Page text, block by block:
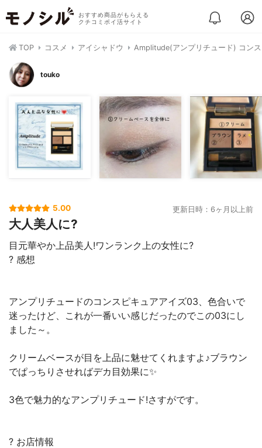
おすすめ商品がもらえる
クチコミポイ活サイト
TOP コスメ アイシャドウ Amplitude(アンプリチュード) コン
touko
5.00 更新日時：6ヶ月以上前
大人美人に?
目元華やか上品美人!ワンランク上の女性に?
? 感想
アンプリチュードのコンスピキュアアイズ03、色合いで
迷ったけど、これが一番いい感じだったのでこの03にし
ました～。
クリームベースが目を上品に魅せてくれますよ♪ブラウン
でぱっちりさせればデカ目効果に✨
3色で魅力的なアンプリチュード!さすがです。
? お店情報